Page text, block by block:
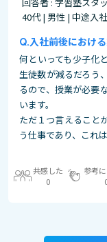
40代 | 男性 | 中途入
入社前後におけ
何といっても少子化
生徒数が減るだろう
るので、授業が必要
います。
ただ１つ言えること
う仕事であり、これ
共感した
0
参考